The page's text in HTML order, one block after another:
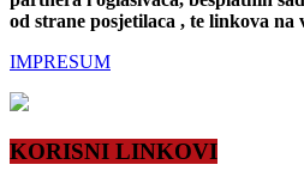
od strane posjetilaca , te linkova na
IMPRESUM
KORISNI LINKOVI